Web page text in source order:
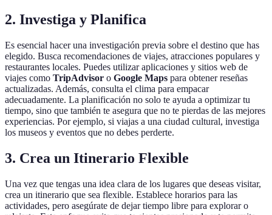
2. Investiga y Planifica
Es esencial hacer una investigación previa sobre el destino que has
elegido. Busca recomendaciones de viajes, atracciones populares y
restaurantes locales. Puedes utilizar aplicaciones y sitios web de
viajes como TripAdvisor o Google Maps para obtener reseñas
actualizadas. Además, consulta el clima para empacar
adecuadamente. La planificación no solo te ayuda a optimizar tu
tiempo, sino que también te asegura que no te pierdas de las mejores
experiencias. Por ejemplo, si viajas a una ciudad cultural, investiga
los museos y eventos que no debes perderte.
3. Crea un Itinerario Flexible
Una vez que tengas una idea clara de los lugares que deseas visitar,
crea un itinerario que sea flexible. Establece horarios para las
actividades, pero asegúrate de dejar tiempo libre para explorar o